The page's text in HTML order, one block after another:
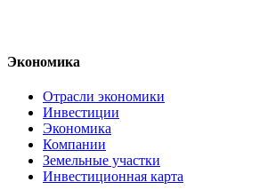
Экономика
Отрасли экономики
Инвестиции
Экономика
Компании
Земельные участки
Инвестиционная карта